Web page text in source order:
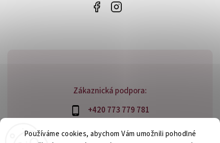
Používáme cookies, abychom Vám umožnili pohodlné
Zákaznická podpora:
+420 773 779 781
info@bossfood.cz